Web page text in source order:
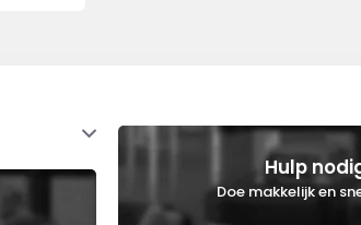
Hulp
Doe makkelijk en